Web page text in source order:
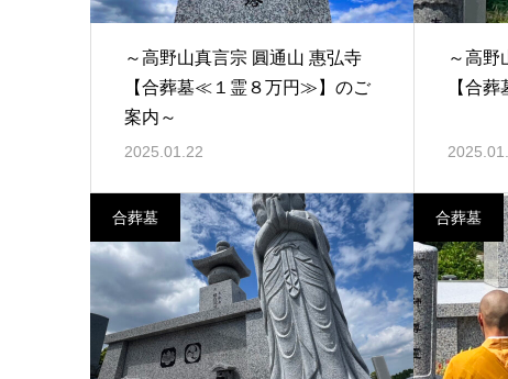
～高野山真言宗 圓通山 惠弘寺
【合葬墓≪１霊８万円≫】のご
案内～
2025.01.22
～高野
【合
合葬墓 合葬墓